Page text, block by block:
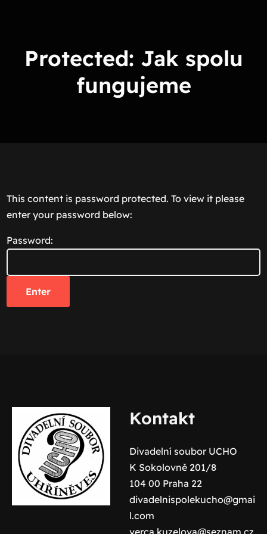
Protected: Jak spolu
fungujeme
This content is password protected. To view it please
enter your password below:
Password:
Kontakt
Divadelní soubor UCHO
K Sokolovně 201/8
104 00 Praha 22
divadelnispolekucho@gmai
l.com
verca.kuzelova@seznam.cz